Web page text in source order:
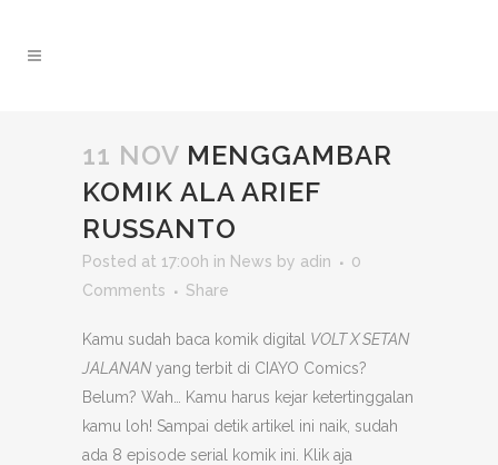
11 NOV MENGGAMBAR
KOMIK ALA ARIEF
RUSSANTO
Posted at 17:00h in News by adin
0
Comments
Share
Kamu sudah baca komik digital VOLT X SETAN
JALANANyang terbit di CIAYO Comics?
Belum? Wah… Kamu harus kejar ketertinggalan
kamu loh! Sampai detik artikel ini naik, sudah
ada 8 episode serial komik ini. Klik aja